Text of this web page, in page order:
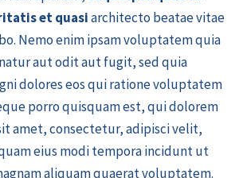
et quasiarchitecto beatae vitae
Nemo enim ipsam voluptatem quia
aut odit aut fugit, sed quia
dolores eos qui ratione voluptatem
porro quisquam est, qui dolorem
amet, consectetur, adipisci velit,
eius modi tempora incidunt ut
aliquam quaerat voluptatem.